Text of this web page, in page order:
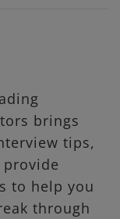
brings
tips,
to help you
through